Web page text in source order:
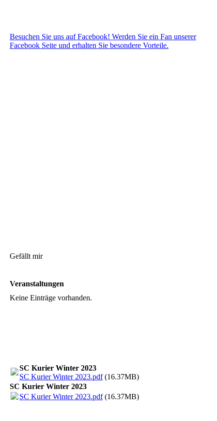
Besuchen Sie uns auf Facebook! Werden Sie ein Fan unserer
Facebook Seite und erhalten Sie besondere Vorteile.
Gefällt mir
Veranstaltungen
Keine Einträge vorhanden.
SC Kurier Winter 2023
SC Kurier Winter 2023.pdf(16.37MB)
SC Kurier Winter 2023
SC Kurier Winter 2023.pdf(16.37MB)